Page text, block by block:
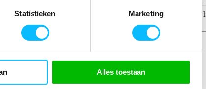
Statistieken Marketing
Alles toestaan
zacht gevoel; Comfortabele unisex snit voor dames en